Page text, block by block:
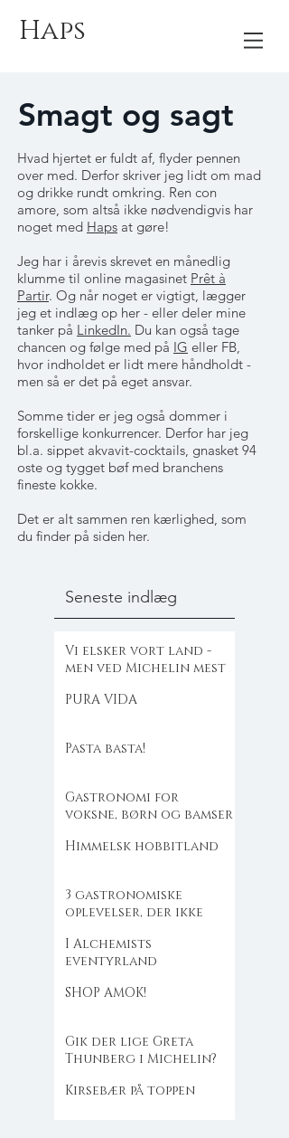
Haps
Smagt og sagt
Hvad hjertet er fuldt af, flyder pennen
over med. Derfor skriver jeg lidt om mad
og drikke rundt omkring. Ren con
amore, som altså ikke nødvendigvis har
noget med Haps at gøre!
Jeg har i årevis skrevet en månedlig
klumme til online magasinet Prêt à
Partir. Og når noget er vigtigt, lægger
jeg et indlæg op her - eller deler mine
tanker på LinkedIn. Du kan også tage
chancen og følge med på IG eller FB,
hvor indholdet er lidt mere håndholdt -
men så er det på eget ansvar.
Somme tider er jeg også dommer i
forskellige konkurrencer. Derfor har jeg
bl.a. sippet akvavit-cocktails, gnasket 94
oste og tygget bøf med branchens
fineste kokke.
Det er alt sammen ren kærlighed, som
du finder på siden her.
Seneste indlæg
Vi elsker vort land -
men ved Michelin mest
PURA VIDA
Pasta basta!
Gastronomi for
voksne, børn og bamser
Himmelsk hobbitland
3 gastronomiske
oplevelser, der ikke
I Alchemists
eventyrland
SHOP AMOK!
Gik der lige Greta
Thunberg i Michelin?
Kirsebær på toppen